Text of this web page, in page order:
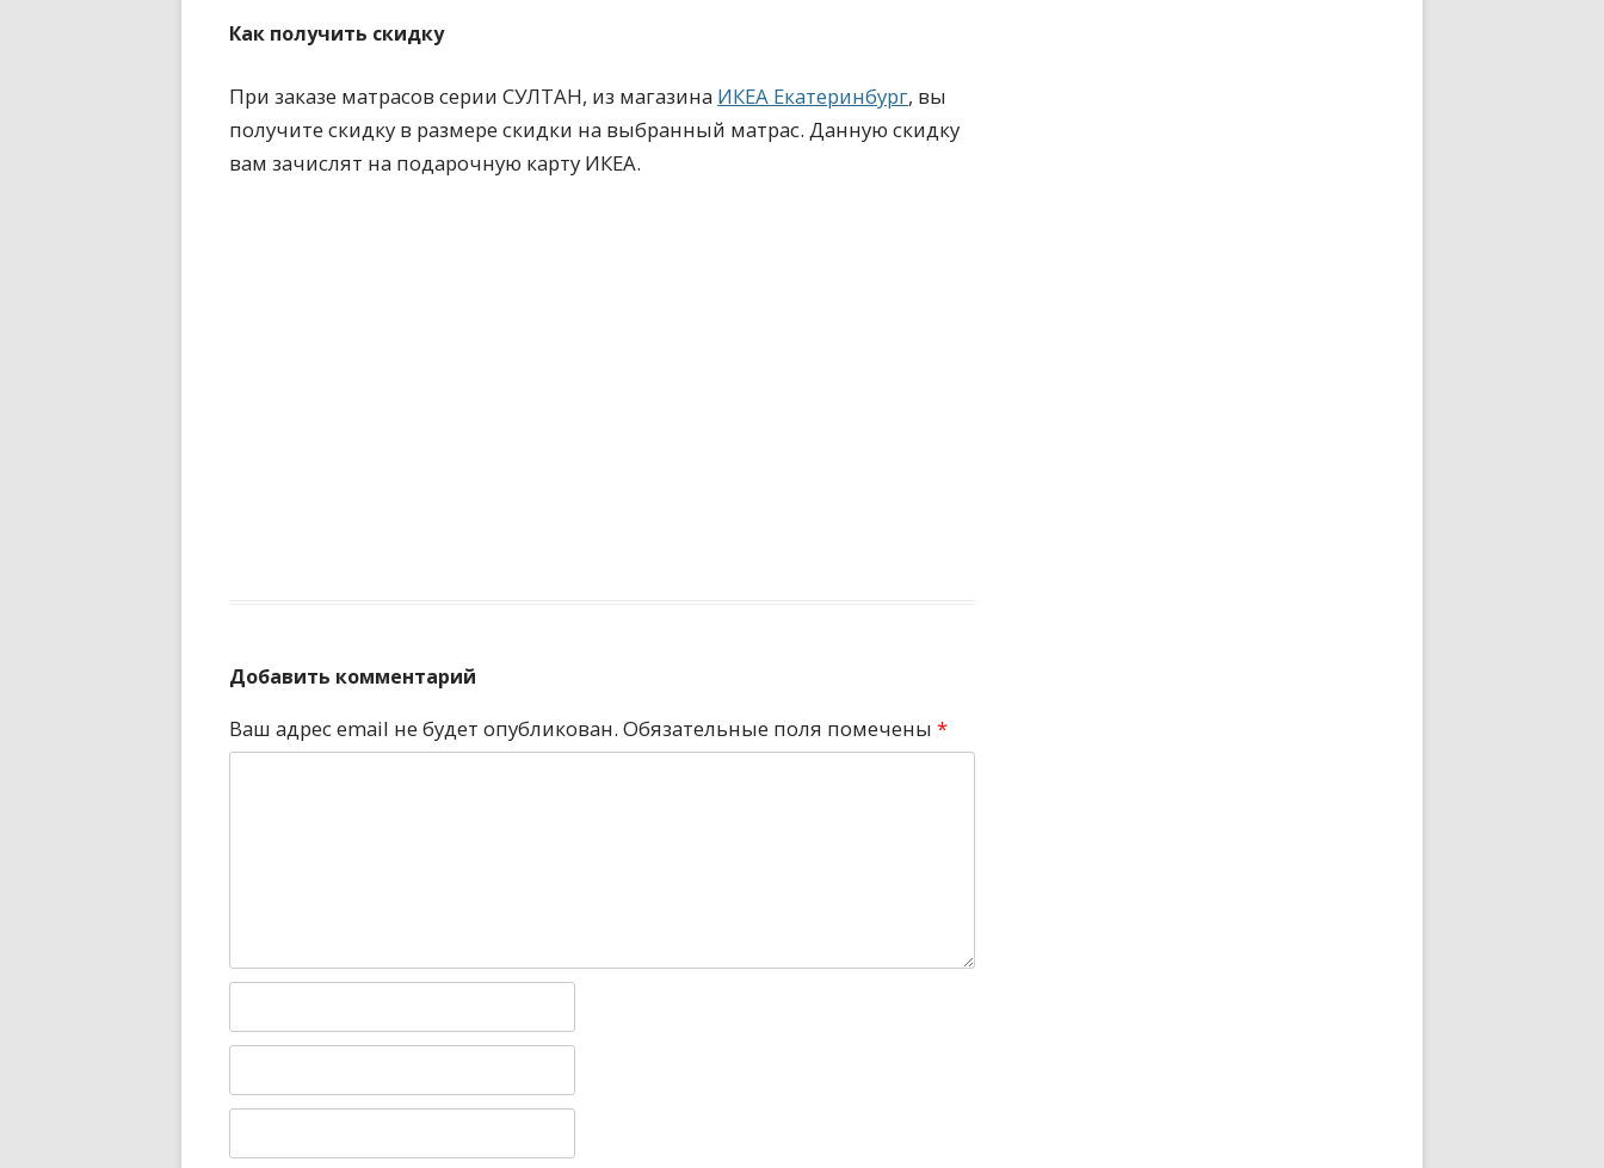
Как получить скидку
При заказе матрасов серии СУЛТАН, из магазина ИКЕА Екатеринбург, вы
получите скидку в размере скидки на выбранный матрас. Данную скидку
вам зачислят на подарочную карту ИКЕА.
Добавить комментарий
Ваш адрес email не будет опубликован. Обязательные поля помечены *